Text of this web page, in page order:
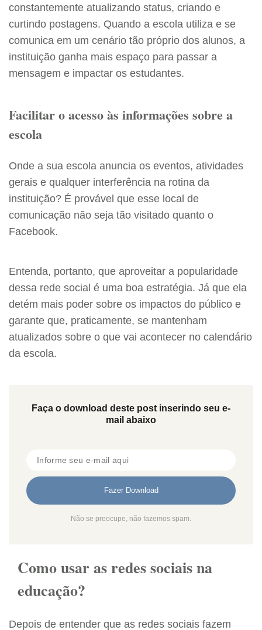
constantemente atualizando status, criando e
curtindo postagens. Quando a escola utiliza e se
comunica em um cenário tão próprio dos alunos, a
instituição ganha mais espaço para passar a
mensagem e impactar os estudantes.
Facilitar o acesso às informações sobre a
escola
Onde a sua escola anuncia os eventos, atividades
gerais e qualquer interferência na rotina da
instituição? É provável que esse local de
comunicação não seja tão visitado quanto o
Facebook.
Entenda, portanto, que aproveitar a popularidade
dessa rede social é uma boa estratégia. Já que ela
detém mais poder sobre os impactos do público e
garante que, praticamente, se mantenham
atualizados sobre o que vai acontecer no calendário
da escola.
Faça o download deste post inserindo seu e-
mail abaixo
Não se preocupe, não fazemos spam.
Como usar as redes sociais na
educação?
Depois de entender que as redes sociais fazem